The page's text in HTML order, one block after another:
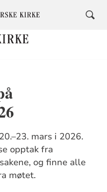
mars i 2026.
opptak fra
og finne alle
møtet.